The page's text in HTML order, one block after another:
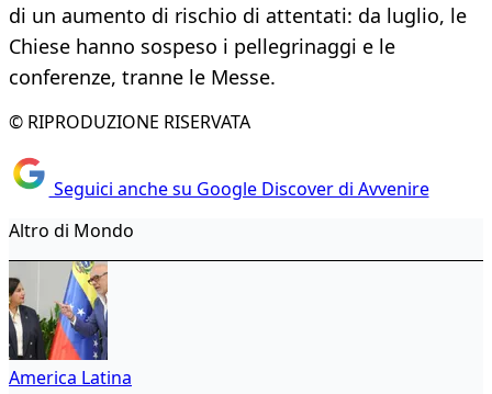
di un aumento di rischio di attentati: da luglio, le
Chiese hanno sospeso i pellegrinaggi e le
conferenze, tranne le Messe.
© RIPRODUZIONE RISERVATA
Seguici anche su Google Discover di Avvenire
Altro di Mondo
America Latina